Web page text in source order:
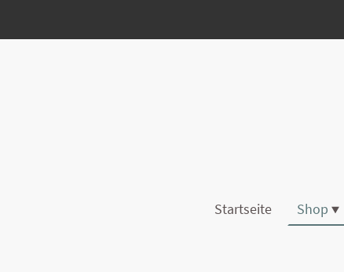
Startseite Shop